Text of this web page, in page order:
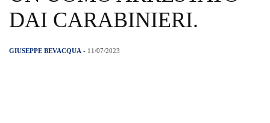
DAI CARABINIERI.
GIUSEPPE BEVACQUA - 11/07/2023